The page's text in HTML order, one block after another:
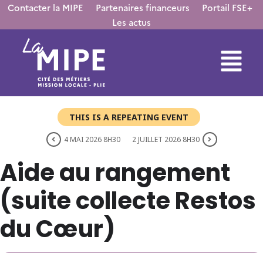
Contacter la MIPE Partenaires financeurs
Portail FSE+
Les actus
THIS IS A REPEATING EVENT
4 MAI 2026 8H30 2 JUILLET 2026 8H30
Aide au rangement
(suite collecte Restos
du Cœur)